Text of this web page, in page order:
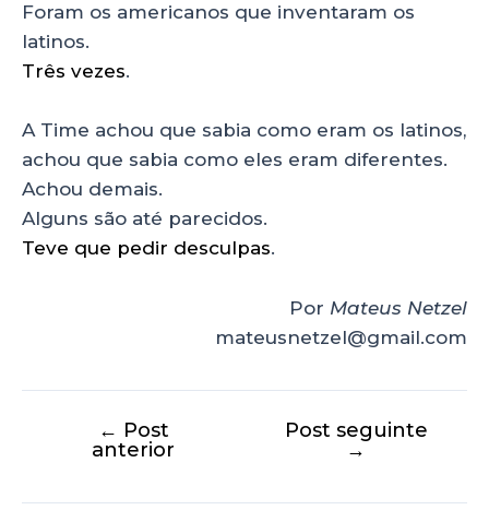
Foram os americanos que inventaram os
latinos.
Três vezes.
A Time achou que sabia como eram os latinos,
achou que sabia como eles eram diferentes.
Achou demais.
Alguns são até parecidos.
Teve que pedir desculpas.
Por Mateus Netzel
mateusnetzel@gmail.com
← Post
anterior
Post seguinte
→